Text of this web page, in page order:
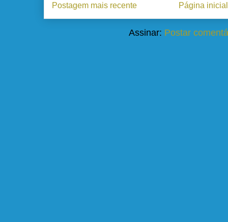
Postagem mais recente Página inicial
Assinar: Postar